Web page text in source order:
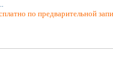
по предварительной